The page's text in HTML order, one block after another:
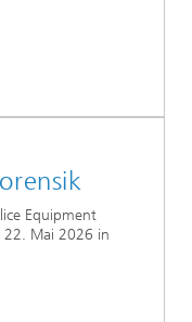
Equipment
22. Mai 2026 in